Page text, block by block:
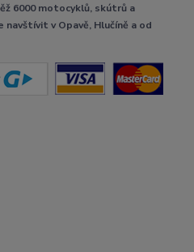
6000 motocyklů, skútrů a
v Opavě, Hlučíně a od